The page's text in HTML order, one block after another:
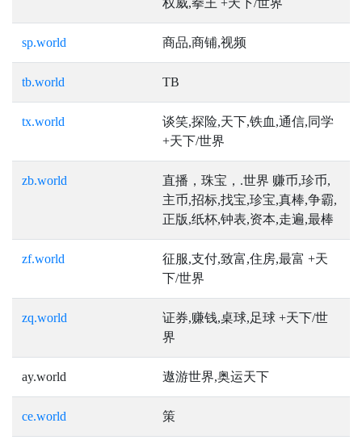
权威,拳王 +天下/世界
sp.world 商品,商铺,视频
tb.world TB
tx.world
谈笑,探险,天下,铁血,通信,同学
+天下/世界
zb.world
直播，珠宝，.世界 赚币,珍币,
主币,招标,找宝,珍宝,真棒,争霸,
正版,纸杯,钟表,资本,走遍,最棒
zf.world
征服,支付,致富,住房,最富 +天
下/世界
zq.world
证券,赚钱,桌球,足球 +天下/世
界
ay.world 遨游世界,奥运天下
ce.world 策